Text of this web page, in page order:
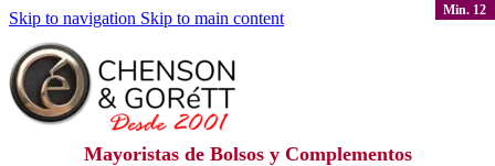
Skip to navigation Skip to main content
Mayoristas de Bolsos y Complementos
Min. 12